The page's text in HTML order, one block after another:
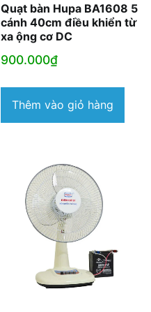
Quạt bàn Hupa BA1608 5
cánh 40cm điều khiển từ
xa ộng cơ DC
900.000₫
Thêm vào giỏ hàng